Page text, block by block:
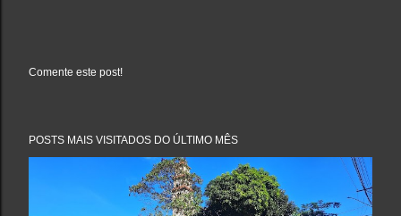
a
Comente este post!
POSTS MAIS VISITADOS DO ÚLTIMO MÊS